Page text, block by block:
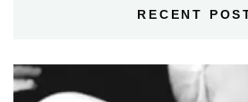
RECENT